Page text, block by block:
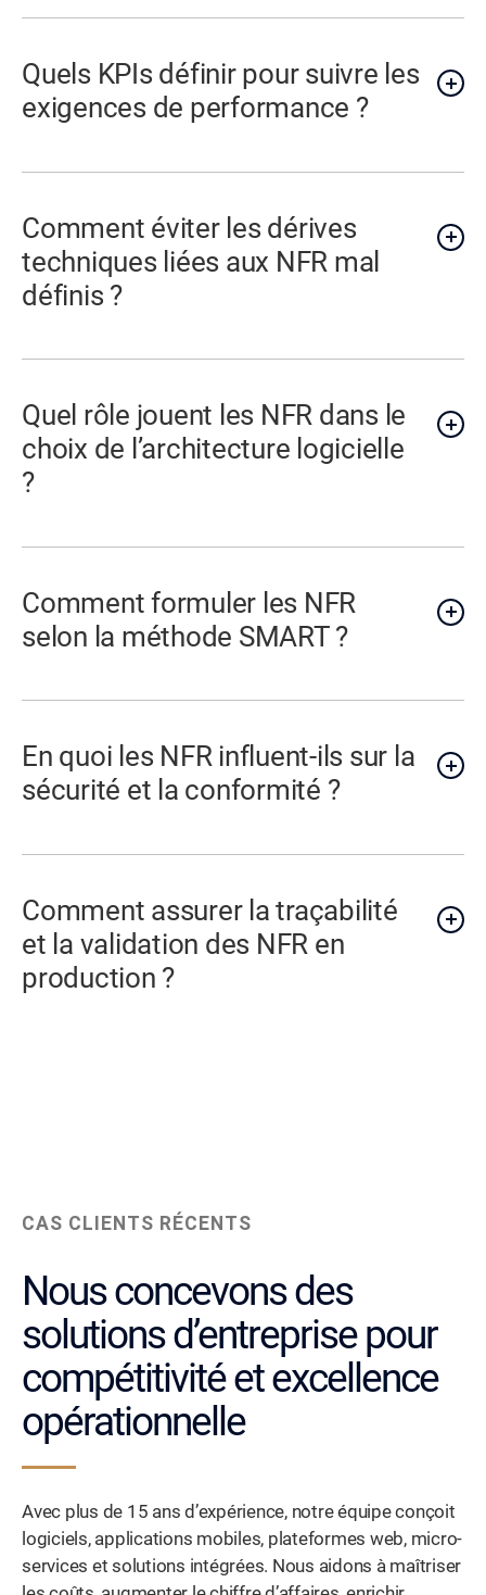
Quels KPIs définir pour suivre les
exigences de performance ?
Comment éviter les dérives
techniques liées aux NFR mal
définis ?
Quel rôle jouent les NFR dans le
choix de l’architecture logicielle
?
Comment formuler les NFR
selon la méthode SMART ?
En quoi les NFR influent-ils sur la
sécurité et la conformité ?
Comment assurer la traçabilité
et la validation des NFR en
production ?
CAS CLIENTS RÉCENTS
Nous concevons des
solutions d’entreprise pour
compétitivité et excellence
opérationnelle
Avec plus de 15 ans d’expérience, notre équipe conçoit
logiciels, applications mobiles, plateformes web, micro-
services et solutions intégrées. Nous aidons à maîtriser